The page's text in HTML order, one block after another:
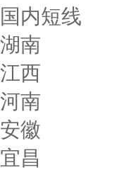
国内短线
湖南
江西
河南
安徽
宜昌